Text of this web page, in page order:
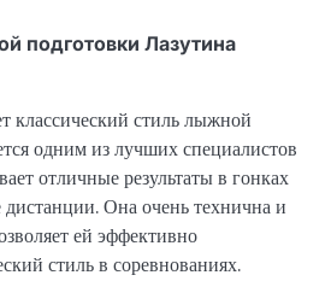
подготовки Лазутина
классический стиль лыжной
одним из лучших специалистов
отличные результаты в гонках
дистанции. Она очень технична и
ей эффективно
стиль в соревнованиях.